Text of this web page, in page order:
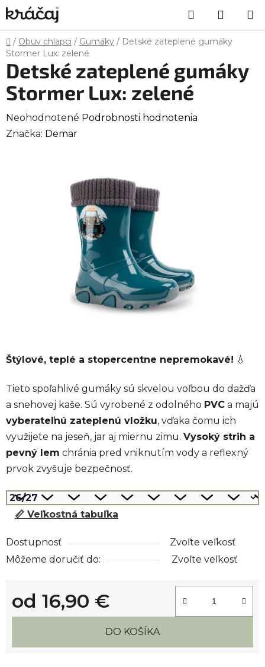
Prejsť
na
obsah
Hľadať
KOŠÍK
Domov
/ Obuv chlapci / Gumáky / Detské zateplené gumáky
Stormer Lux: zelené
Štýlové, teplé a stopercentne nepremokavé! 💧
Tieto spoľahlivé gumáky sú skvelou voľbou do dažďa
a snehovej kaše. Sú vyrobené z odolného PVC a majú
vyberateľnú zateplenú vložku, vďaka čomu ich
využijete na jeseň, jar aj miernu zimu. Vysoký strih a
pevný lem chránia pred vniknutím vody a reflexný
prvok zvyšuje bezpečnosť.
📏 Veľkostná tabuľka
Dostupnosť
Zvoľte veľkosť
Môžeme doručiť do:
Zvoľte veľkosť
od 16,90 €
Jednotková cena:
DO KOŠÍKA
Detské zateplené gumáky
Stormer Lux: zelené
Priemerné
hodnotenie
Neohodnotené Podrobnosti hodnotenia
Značka: Demar